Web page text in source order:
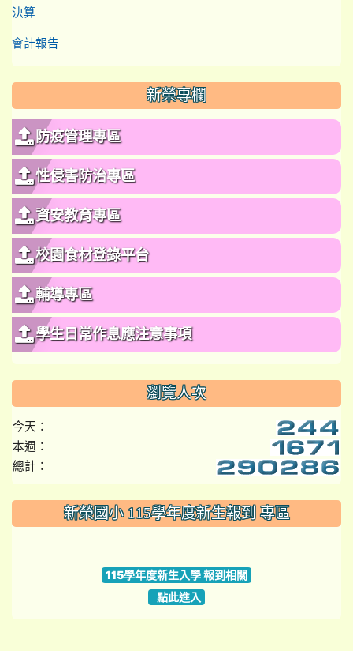
決算
會計報告
新榮專欄
防疫管理專區
性侵害防治專區
資安教育專區
校園食材登錄平台
輔導專區
學生日常作息應注意事項
瀏覽人次
今天：
本週：
總計：
::: 新榮國小 115學年度新生報到 專區
115學年度新生入學 報到相關
點此進入